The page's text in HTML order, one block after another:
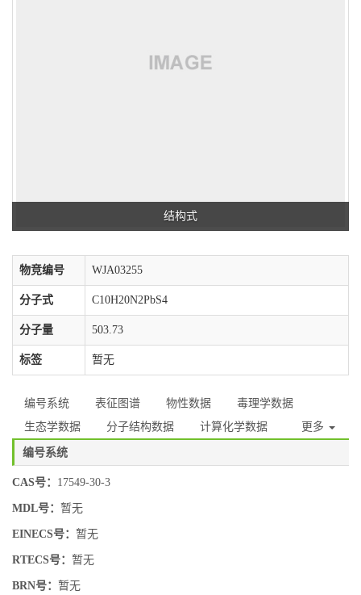
结构式
物竞编号 WJA03255
分子式 C10H20N2PbS4
分子量 503.73
标签 暂无
编号系统 表征图谱 物性数据
毒理学数据
生态学数据
分子结构数据 计算化学数据 更多
编号系统
CAS号： 17549-30-3
MDL号： 暂无
EINECS号： 暂无
RTECS号： 暂无
BRN号： 暂无